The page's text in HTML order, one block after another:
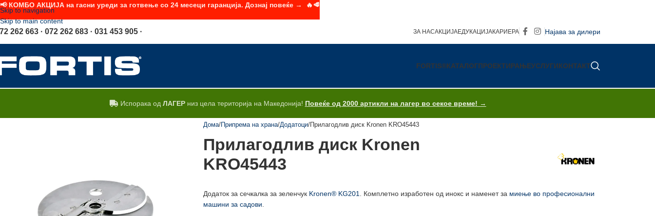
Skip to navigation
Skip to main content
262 663 · 072 262 683 · 031 453 905 · ЗА НАСАКЦИЈАЕДУКАЦИЈАКАРИЕРА Најава за дилери
FORTIS®КАТАЛОГПРОЕКТИРАЊЕУСЛУГИКОНТАКТ
Испорака од ЛАГЕРниз цела територија на Македонија! Повеќе од 2000 артикли на лагер во секое време! →
Дома Припрема на храна Додатоци Прилагодлив диск Kronen KRO45443
Прилагодлив диск Kronen
KRO45443
Додаток за сечкалка за зеленчук Kronen® KG201 . Комплетно изработен од инокс и наменет за миење во професионални
машини за садови
📢 КОМБО АКЦИЈА на гасни уреди за готвење со 24 месеци гаранција. Дознај повеќе → 🔥🥩